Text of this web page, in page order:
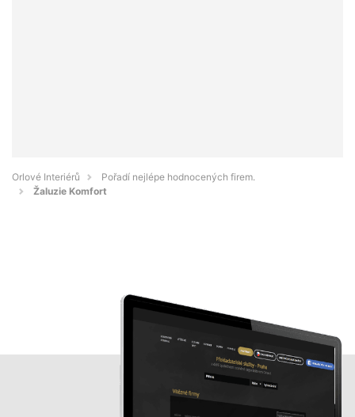
Orlové Interiérů
Pořadí nejlépe hodnocených firem.
Žaluzie Komfort